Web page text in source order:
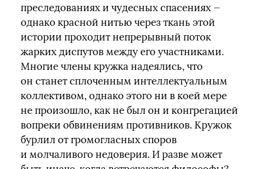
преследованиях и чудесных спасениях —
однако красной нитью через ткань этой
истории проходит непрерывный поток
жарких диспутов между его участниками.
Многие члены кружка надеялись, что
он станет сплоченным интеллектуальным
коллективом, однако этого ни в коей мере
не произошло, как не был он и конгрегацией
вопреки обвинениям противников. Кружок
бурлил от громогласных споров
и молчаливого недоверия. И разве может